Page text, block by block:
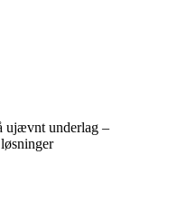
ujævnt underlag –